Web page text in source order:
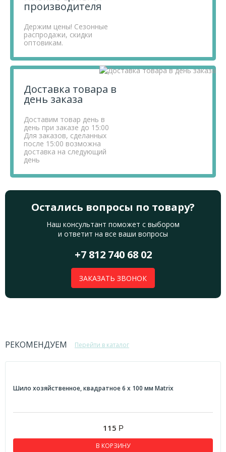
производителя
Держим цены! Сезонные
распродажи, скидки
оптовикам.
Доставка товара в
день заказа
Доставим товар день в
день при заказе до 15:00
Для заказов, сделанных
после 15:00 возможна
доставка на следующий
день
Остались вопросы по товару?
Наш консультант поможет с выбором
и ответит на все ваши вопросы
+7 812 740 68 02
ЗАКАЗАТЬ ЗВОНОК
РЕКОМЕНДУЕМ Перейти в каталог
Шило хозяйственное, квадратное 6 х 100 мм Matrix
115 Р
В КОРЗИНУ